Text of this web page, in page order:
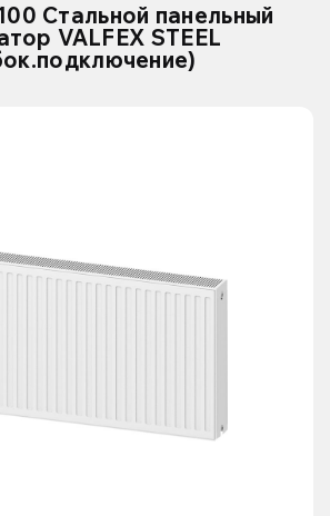
Стальной панельный
VALFEX STEEL